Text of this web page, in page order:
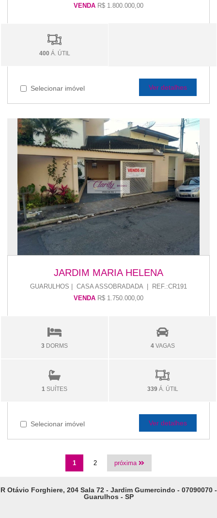
VENDA R$ 1.800.000,00
400 Á. ÚTIL
Selecionar imóvel Ver detalhes
JARDIM MARIA HELENA
GUARULHOS | CASA ASSOBRADADA | REF.:CR191
VENDA R$ 1.750.000,00
3 DORMS 4VAGAS
1 SUÍTES 339Á. ÚTIL
Selecionar imóvel Ver detalhes
1 2 próxima
R Otávio Forghiere, 204 Sala 72 - Jardim Gumercindo - 07090070 -
Guarulhos - SP